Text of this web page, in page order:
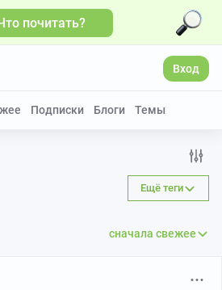
почитать?
Вход
Подписки Блоги Темы
Ещё теги
сначала свежее
Больше видео